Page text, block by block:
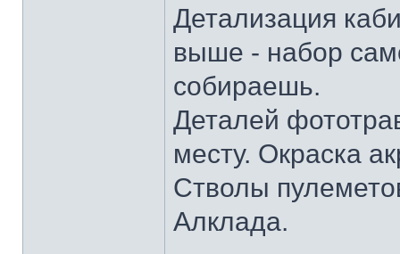
Детализация
выше - набор
собираешь.
Деталей
месту. Окраска
Стволы
Алклада.